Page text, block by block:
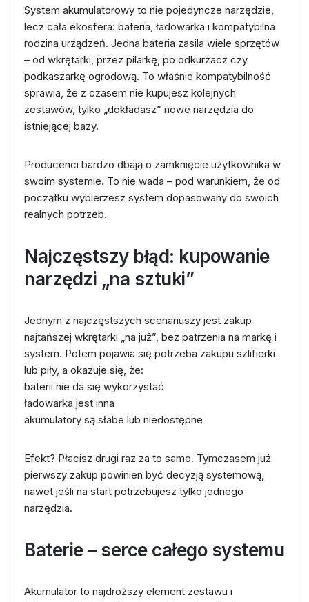
System akumulatorowy to nie pojedyncze narzędzie,
lecz cała ekosfera: bateria, ładowarka i kompatybilna
rodzina urządzeń. Jedna bateria zasila wiele sprzętów
– od wkrętarki, przez pilarkę, po odkurzacz czy
podkaszarkę ogrodową. To właśnie kompatybilność
sprawia, że z czasem nie kupujesz kolejnych
zestawów, tylko „dokładasz” nowe narzędzia do
istniejącej bazy.
Producenci bardzo dbają o zamknięcie użytkownika w
swoim systemie. To nie wada – pod warunkiem, że od
początku wybierzesz system dopasowany do swoich
realnych potrzeb.
Najczęstszy błąd: kupowanie
narzędzi „na sztuki”
Jednym z najczęstszych scenariuszy jest zakup
najtańszej wkrętarki „na już”, bez patrzenia na markę i
system. Potem pojawia się potrzeba zakupu szlifierki
lub piły, a okazuje się, że:
baterii nie da się wykorzystać
ładowarka jest inna
akumulatory są słabe lub niedostępne
Efekt? Płacisz drugi raz za to samo. Tymczasem już
pierwszy zakup powinien być decyzją systemową,
nawet jeśli na start potrzebujesz tylko jednego
narzędzia.
Baterie – serce całego systemu
Akumulator to najdroższy element zestawu i